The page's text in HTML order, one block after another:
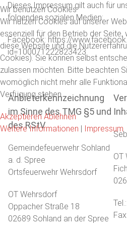
Dieses Impressum gilt auch für
folgenden sozialen Medien:
Facebook: https://
id=100071222823423
Anbieterkennzeichnung
im Sinne des TMG §5 und
des RStV
Gemeindefeuerwehr Sohland
a. d. Spree
Ortsfeuerwehr Wehrsdorf
OT Wehrsdorf
Oppacher Straße 18
02689 Sohland an der Spree
OT
Wir benutzen Cookies
Wir nutzen Cookies auf unserer
essenziell für den Betrieb der Seite,
diese Website und die
Cookies). Sie können selbst
zulassen möchten. Bitte beachten
womöglich nicht mehr alle
Verfügung stehen.
Akzeptieren Ablehnen
Weitere Informationen | Impressum